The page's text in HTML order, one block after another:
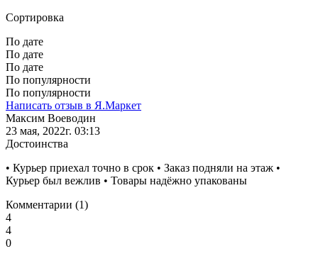
Сортировка
По дате
По дате
По дате
По популярности
По популярности
Написать отзыв в Я.Маркет
Максим Воеводин
23 мая, 2022г. 03:13
Достоинства
• Курьер приехал точно в срок • Заказ подняли на этаж •
Курьер был вежлив • Товары надёжно упакованы
Комментарии (1)
4
4
0